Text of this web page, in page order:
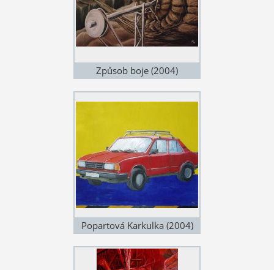
Způsob boje (2004)
Popartová Karkulka (2004)